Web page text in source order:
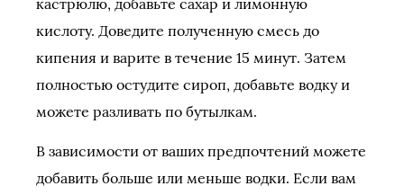
кастрюлю, добавьте сахар и лимонную
кислоту. Доведите полученную смесь до
кипения и варите в течение 15 минут. Затем
полностью остудите сироп, добавьте водку и
можете разливать по бутылкам.
В зависимости от ваших предпочтений можете
добавить больше или меньше водки. Если вам